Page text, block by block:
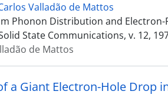
Valladão de Mattos
Phonon Distribution and
State Communications, v. 12,
de Mattos
a Giant Electron-Hole Drop